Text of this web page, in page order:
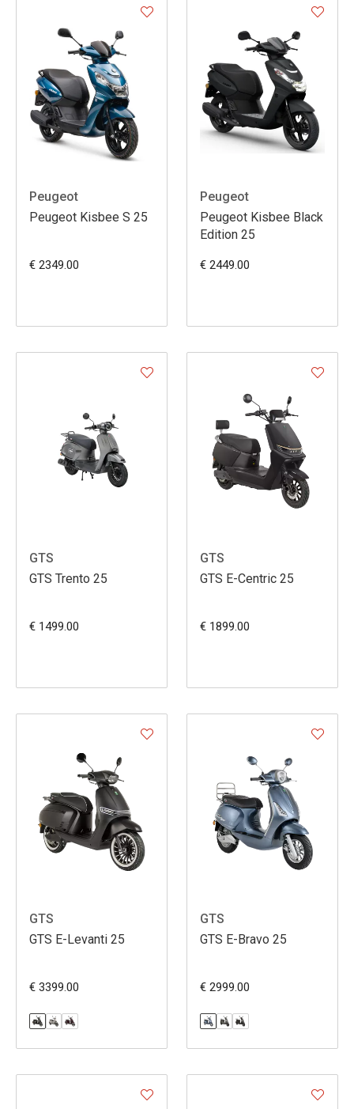
Peugeot
Peugeot Kisbee S 25
€ 2349.00
Peugeot
Peugeot Kisbee Black
Edition 25
€ 2449.00
GTS
GTS Trento 25
€ 1499.00
GTS
GTS E-Centric 25
€ 1899.00
GTS
GTS E-Levanti 25
€ 3399.00
GTS
GTS E-Bravo 25
€ 2999.00